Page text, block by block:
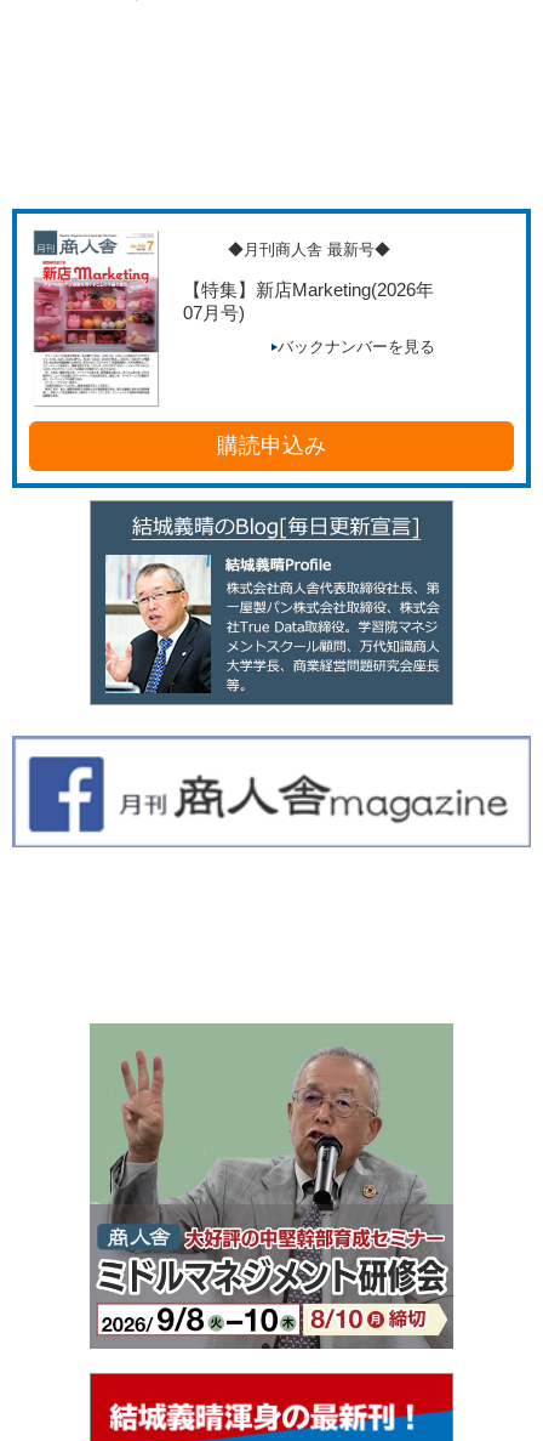
◆月刊商人舎 最新号◆
【特集】新店Marketing(2026年
07月号)
バックナンバーを見る
購読申込み